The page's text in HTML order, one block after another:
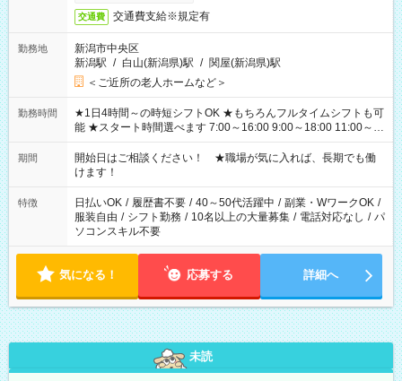
交通費 交通費支給※規定有
勤務地
新潟市中央区
新潟駅 / 白山(新潟県)駅 / 関屋(新潟県)駅
＜ご近所の老人ホームなど＞
勤務時間
★1日4時間～の時短シフトOK ★もちろんフルタイムシフトも可
能 ★スタート時間選べます 7:00～16:00 9:00～18:00 11:00～
20:00 など 残業なし！ ※Wワークの場合、他のお仕事と合わせ
週40時間超の就業はご案内できません ※法令に基づき、週20時
間以上勤務は社会保険への加入対象となります ※労働者派遣法
（日雇い派遣の原則禁止）により、短時間・短期間の就業はご
案内が難しい場合があります
期間
開始日はご相談ください！ ★職場が気に入れば、長期でも働
けます！
特徴 日払いOK / 履歴書不要 / 40～50代活躍中 / 副業・WワークOK /
服装自由 / シフト勤務 / 10名以上の大量募集 / 電話対応なし / パ
ソコンスキル不要
気になる！ 応募する 詳細へ
未読